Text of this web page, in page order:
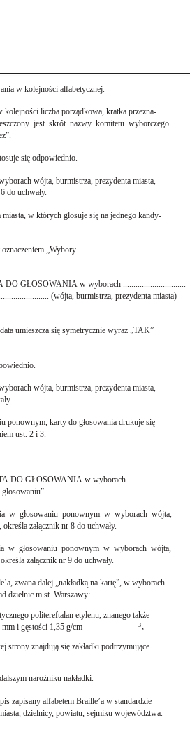
w kolejności alfabetycznej.
kolejności liczba porządkowa, kratka przezna-
jest skrót nazwy komitetu wyborczego
się odpowiednio.
wójta, burmistrza, prezydenta miasta,
do uchwały.
w których głosuje się na jednego kandy-
„Wybory ......................................
DO GŁOSOWANIA w wyborach ..............................
(wójta, burmistrza, prezydenta miasta)
umieszcza się symetrycznie wyraz „TAK”
wójta, burmistrza, prezydenta miasta,
ponownym, karty do głosowania drukuje się
ust. 2 i 3.
DO GŁOSOWANIA w wyborach ............................
w głosowaniu ponownym w wyborach wójta,
załącznik nr 8 do uchwały.
w głosowaniu ponownym w wyborach wójta,
załącznik nr 9 do uchwały.
zwana dalej „nakładką na kartę”, w wyborach
dzielnic m.st. Warszawy:
politereftalan etylenu, znanego także
i gęstości 1,35 g/cm
3 ;
strony znajdują się zakładki podtrzymujące
narożniku nakładki.
zapisany alfabetem Braille’a w standardzie
dzielnicy, powiatu, sejmiku województwa.